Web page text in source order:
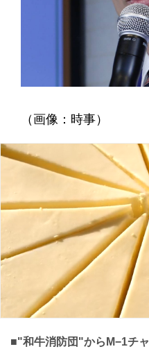
（画像：時事）
■"和牛消防団"からM−1チ